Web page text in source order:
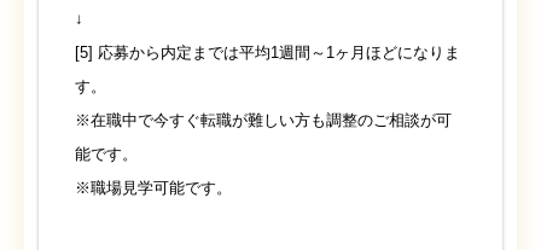
↓
[5] 応募から内定までは平均1週間～1ヶ月ほどになりま
す。
※在職中で今すぐ転職が難しい方も調整のご相談が可
能です。
※職場見学可能です。